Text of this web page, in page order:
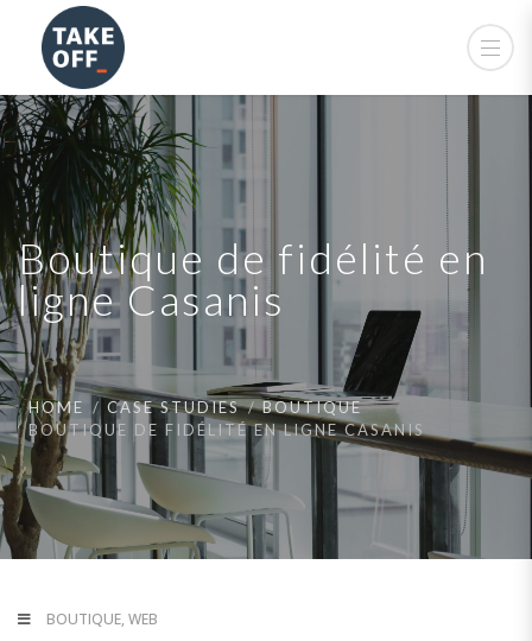
Boutique de fidélité en
ligne Casanis
HOME CASE STUDIES
BOUTIQUE
BOUTIQUE DE FIDÉLITÉ EN LIGNE CASANIS
BOUTIQUE, WEB